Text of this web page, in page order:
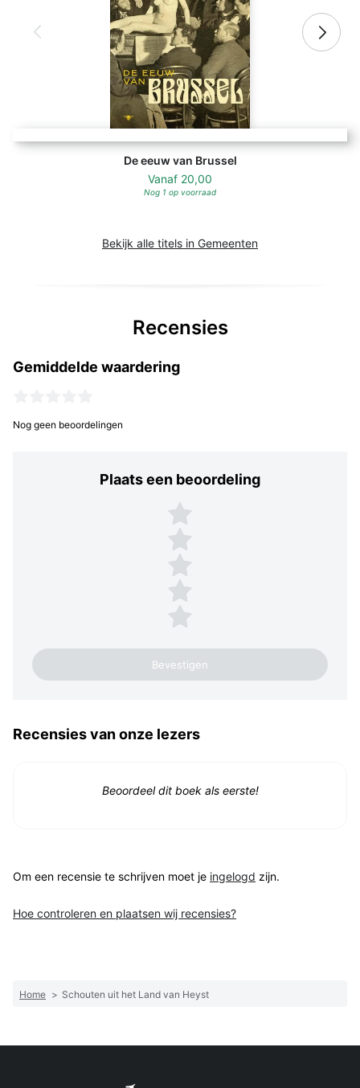
De eeuw van Brussel
Vanaf 20,00
Nog 1 op voorraad
Bekijk alle titels in Gemeenten
Recensies
Gemiddelde waardering
Nog geen beoordelingen
Plaats een beoordeling
Plaats een beoordeling
5 sterren
4 sterren
3 sterren
2 sterren
1 ster
Recensies van onze lezers
Beoordeel dit boek als eerste!
Om een recensie te schrijven moet je ingelogd zijn.
Hoe controleren en plaatsen wij recensies?
Home > Schouten uit het Land van Heyst